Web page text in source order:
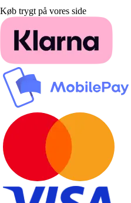
Køb trygt på vores side